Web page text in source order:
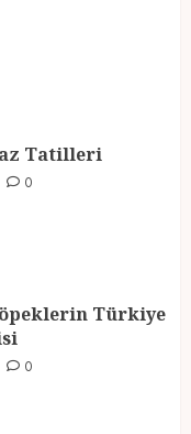
0
Tatilleri
0
Türkiye
0